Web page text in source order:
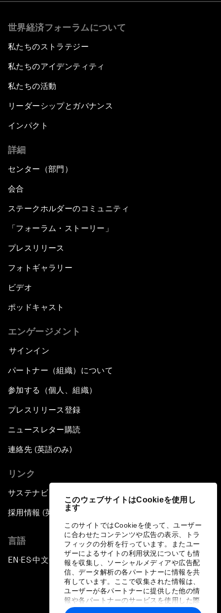
このウェブサイトはCookieを使用し
ます
このサイトではCookieを使って、ユーザー
に合わせたコンテンツや広告の表示、トラ
フィックの分析を行っています。またユー
ザーによるサイトの利用状況についても情
報を収集し、ソーシャルメディアや広告配
信、データ解析の各パートナーに情報を共
有しています。ここで収集された情報は、
ユーザーが各パートナーに提供した他の情
報や各パートナーのサービスを使用した際
に収集された情報と組み合わされ、各パー
世界経済フォーラムについて
私たちのストラテジー
私たちのアイデンティティ
私たちの活動
リーダーシップとガバナンス
インパクト
詳細
センター（部門）
会合
ステークホルダーのコミュニティ
「フォーラム・ストーリー」
プレスリリース
フォトギャラリー
ビデオ
ポッドキャスト
エンゲージメント
サインイン
パートナー（組織）について
参加する（個人、組織）
プレスリリース登録
ニュースレター購読
連絡先 (英語のみ)
リンク
サステナビリティへの取り組み
採用情報 (英語のみ)
言語
EN ▪ ES▪中文▪ 日本語